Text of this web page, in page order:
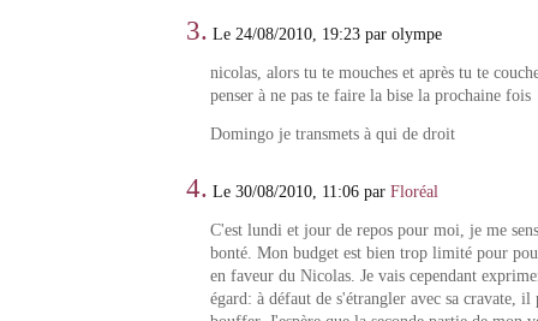
3. Le 24/08/2010, 19:23 par olympe
nicolas, alors tu te mouches et après tu te
penser à ne pas te faire la bise la prochaine fois
Domingo je transmets à qui de droit
4. Le 30/08/2010, 11:06 parFloréal
C'est lundi et jour de repos pour moi, je me
bonté. Mon budget est bien trop limité pour
en faveur du Nicolas. Je vais cependant
égard: à défaut de s'étrangler avec sa cravate,